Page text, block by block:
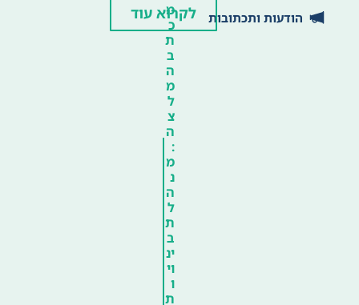
הודעות ותכתובות
מ
כ
ת
ב
ה
מ
ל
צ
ה
:
מ
נ
ה
ל
ת
ב
ינ
וי
ו
ת
לקרוא עוד